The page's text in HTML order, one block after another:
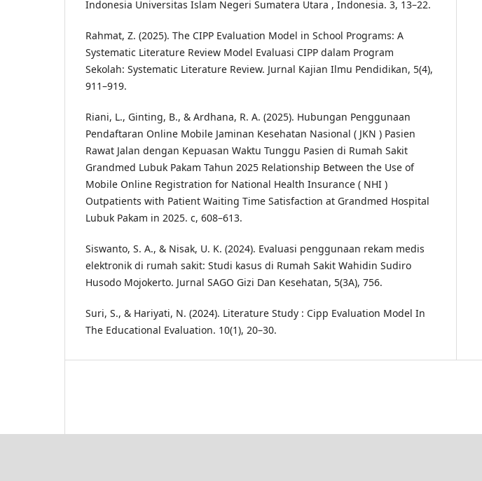
Indonesia Universitas Islam Negeri Sumatera Utara , Indonesia. 3, 13–22.
Rahmat, Z. (2025). The CIPP Evaluation Model in School Programs: A
Systematic Literature Review Model Evaluasi CIPP dalam Program
Sekolah: Systematic Literature Review. Jurnal Kajian Ilmu Pendidikan, 5(4),
911–919.
Riani, L., Ginting, B., & Ardhana, R. A. (2025). Hubungan Penggunaan
Pendaftaran Online Mobile Jaminan Kesehatan Nasional ( JKN ) Pasien
Rawat Jalan dengan Kepuasan Waktu Tunggu Pasien di Rumah Sakit
Grandmed Lubuk Pakam Tahun 2025 Relationship Between the Use of
Mobile Online Registration for National Health Insurance ( NHI )
Outpatients with Patient Waiting Time Satisfaction at Grandmed Hospital
Lubuk Pakam in 2025. c, 608–613.
Siswanto, S. A., & Nisak, U. K. (2024). Evaluasi penggunaan rekam medis
elektronik di rumah sakit: Studi kasus di Rumah Sakit Wahidin Sudiro
Husodo Mojokerto. Jurnal SAGO Gizi Dan Kesehatan, 5(3A), 756.
Suri, S., & Hariyati, N. (2024). Literature Study : Cipp Evaluation Model In
The Educational Evaluation. 10(1), 20–30.